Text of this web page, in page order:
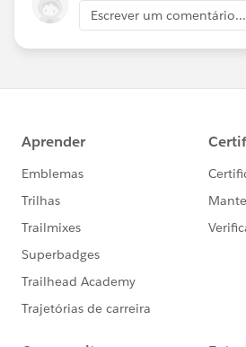
Escrever um comentário...